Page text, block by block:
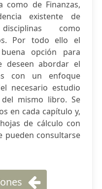
como de Finanzas,
existente de
como
Por todo ello el
opción para
deseen abordar el
con un enfoque
necesario estudio
mismo libro. Se
en cada capítulo y,
de cálculo con
pueden consultarse